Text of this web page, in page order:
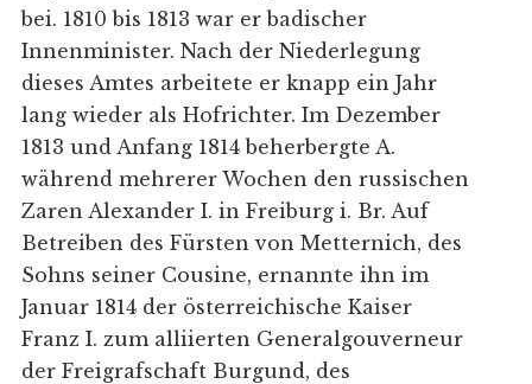
bei. 1810 bis 1813 war er badischer
Innenminister. Nach der Niederlegung
dieses Amtes arbeitete er knapp ein Jahr
lang wieder als Hofrichter. Im Dezember
1813 und Anfang 1814 beherbergte A.
während mehrerer Wochen den russischen
Zaren Alexander I. in Freiburg i. Br. Auf
Betreiben des Fürsten von Metternich, des
Sohns seiner Cousine, ernannte ihn im
Januar 1814 der österreichische Kaiser
Franz I. zum alliierten Generalgouverneur
der Freigrafschaft Burgund, des